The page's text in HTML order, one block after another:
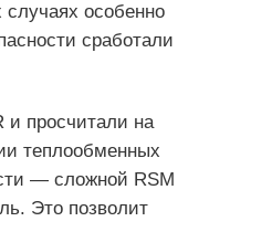
особенно
сработали
и просчитали на
теплообменных
— сложной RSM
Это позволит